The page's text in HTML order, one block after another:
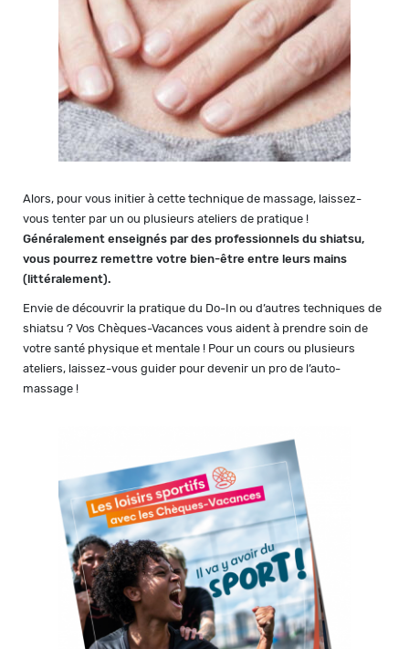
Alors, pour vous initier à cette technique de massage, laissez-
vous tenter par un ou plusieurs ateliers de pratique !
Généralement enseignés par des professionnels du shiatsu,
vous pourrez remettre votre bien-être entre leurs mains
(littéralement).
Envie de découvrir la pratique du Do-In ou d’autres techniques de
shiatsu ? Vos Chèques-Vacances vous aident à prendre soin de
votre santé physique et mentale ! Pour un cours ou plusieurs
ateliers, laissez-vous guider pour devenir un pro de l’auto-
massage !